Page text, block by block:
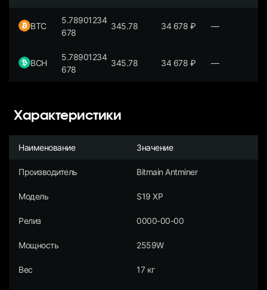
BTC
5.78901234
678
345.78 34 678 ₽ —
BCH
5.78901234
678
345.78 34 678 ₽ —
Характеристики
Наименование Значение
Производитель Bitmain Antminer
Модель S19 XP
Релиз 0000-00-00
Мощность 2559W
Вес 17 кг